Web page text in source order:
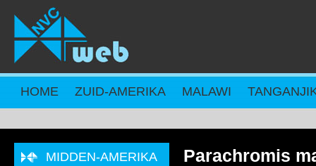
Overslaan en naar de inhoud gaan
HOME ZUID-AMERIKA MALAWI
Parachromis
MIDDEN-AMERIKA